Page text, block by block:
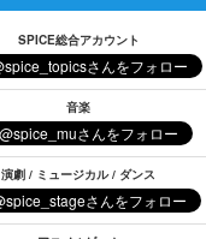
SPICE総合アカウント
音楽
演劇 / ミュージカル / ダンス